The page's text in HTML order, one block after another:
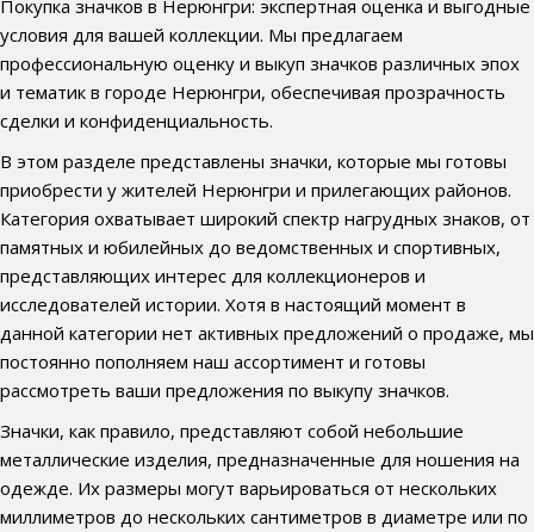
Покупка значков в Нерюнгри: экспертная оценка и выгодные
условия для вашей коллекции. Мы предлагаем
профессиональную оценку и выкуп значков различных эпох
и тематик в городе Нерюнгри, обеспечивая прозрачность
сделки и конфиденциальность.
В этом разделе представлены значки, которые мы готовы
приобрести у жителей Нерюнгри и прилегающих районов.
Категория охватывает широкий спектр нагрудных знаков, от
памятных и юбилейных до ведомственных и спортивных,
представляющих интерес для коллекционеров и
исследователей истории. Хотя в настоящий момент в
данной категории нет активных предложений о продаже, мы
постоянно пополняем наш ассортимент и готовы
рассмотреть ваши предложения по выкупу значков.
Значки, как правило, представляют собой небольшие
металлические изделия, предназначенные для ношения на
одежде. Их размеры могут варьироваться от нескольких
миллиметров до нескольких сантиметров в диаметре или по